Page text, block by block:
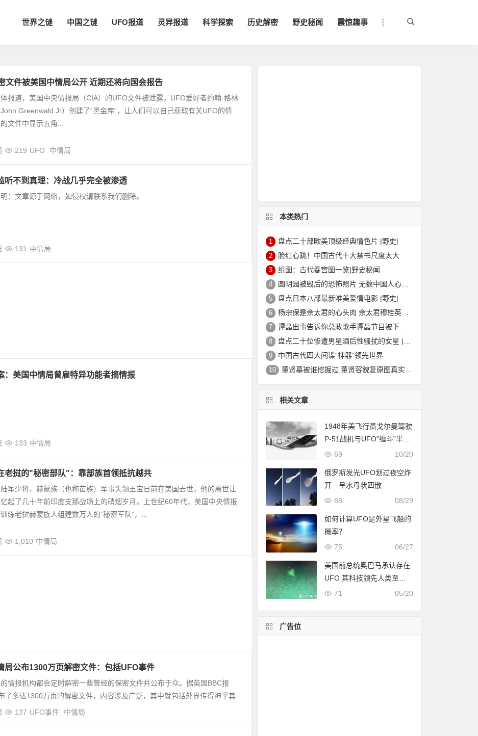
世界之谜 中国之谜 UFO报道 灵异报道 科学探索 历史解密 野史秘闻 震惊趣事
文件被美国中情局公开 近期还将向国会报告
报道，美国中央情报局（CIA）的UFO文件被泄露，UFO爱好者约翰·格林
Greenwald Jr）创建了“黑金库”，让人们可以自己获取有关UFO的情
文件中显示五角...
219 UFO 中情局
听不到真理：冷战几乎完全被渗透
：文章源于网络，如侵权请联系我们删除。
131 中情局
：美国中情局曾雇特异功能者搞情报
133 中情局
老挝的"秘密部队"：靠部族首领抵抗越共
军少将、赫蒙族（也称苗族）军事头领王宝日前在美国去世，他的离世让
起了几十年前印度支那战场上的硝烟岁月。上世纪60年代，美国中央情报
练老挝赫蒙族人组建数万人的“秘密军队”，...
1,010 中情局
局公布1300万页解密文件：包括UFO事件
情报机构都会定时解密一些曾经的保密文件并公布于众。据英国BBC报
了多达1300万页的解密文件，内容涉及广泛，其中就包括外界传得神乎其
137 UFO事件 中情局
本类热门
1 盘点二十部欧美顶级经典情色片 |野史|
2 脸红心跳！中国古代十大禁书尺度太大
3 组图：古代春宫图一览|野史秘闻
4 圆明园被毁后的恐怖照片 无数中国人心中的痛
5 盘点日本八部最新唯美爱情电影 |野史|
6 杨宗保是佘太君的心头肉 佘太君穆桂英的故事|野史秘闻
7 谭晶出事告诉你总政歌手谭晶节目被下架的真相
8 盘点二十位惨遭男星酒后性骚扰的女星 |野史|
9 中国古代四大间谍“神器”领先世界
10 董贤墓被谁挖掘过 董贤容貌复原图真实外貌|野史秘闻
相关文章
1948年美飞行员戈尔曼驾驶
P-51战机与UFO”缠斗”半小
时
10/20
69
俄罗斯发光UFO划过夜空炸
开 呈水母状四散
08/29
88
如何计算UFO是外星飞船的
概率？
06/27
75
美国前总统奥巴马承认存在
UFO 其科技领先人类至少1
000年
05/20
71
广告位